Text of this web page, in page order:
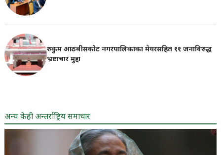
रुकुम आठबीसकोट नगरपालिकाका मेयरसहित ११ जनाविरुद्ध
भ्रष्टाचार मुद्दा
अन्य केही अन्तर्राष्ट्रिय समाचार